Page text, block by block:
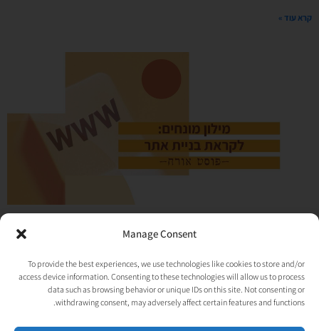
Manage Consent
To provide the best experiences, we use technologies like cookies to store and/or
access device information. Consenting to these technologies will allow us to process
data such as browsing behavior or unique IDs on this site. Not consenting or
withdrawing consent, may adversely affect certain features and functions.
קרא עוד »
אתר, עמוד נחיתה או בלוג? מילון המונחים המלא |
04/10/2020 אין תגובות
עם פרוץ הקורונה לחיינו, נעשתה החשיבות של הנוכחות בדיגיטל גדולה הרבה. כולנו
גלשנו ברשת הרבה שעות וקיבלנו הרבה מידע בדרך זו. בין אם לשופינג או
קרא עוד »